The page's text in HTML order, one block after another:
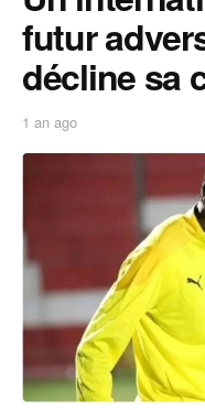
futur
décline sa
1 an ago